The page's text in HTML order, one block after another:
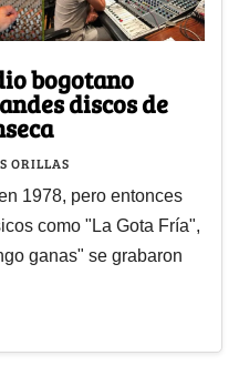
bogotano
discos de
ORILLAS
1978, pero entonces
como "La Gota Fría",
ganas" se grabaron